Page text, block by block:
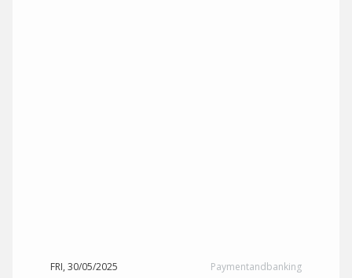
FRI, 30/05/2025 Paymentandbanking